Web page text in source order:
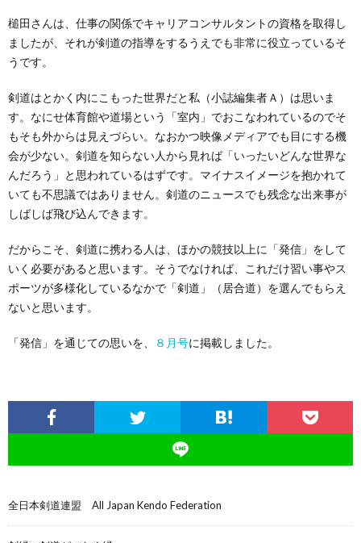
槌田さんは、仕事の関係でキャリアコンサルタントの資格を取得し
ましたが、それが剣道の指導をするうえでも非常に役立っているそ
うです。
剣道はとかく内にこもった世界だと私（小誌編集者Ａ）は思いま
す。なにせ体育館や道場という「室内」でおこなわれているのでそ
もそも外からは見えづらい。なおかつ映像メディアでも目にする機
会が少ない。剣道を知らない人から見れば「いったいどんな世界な
んだろう」と思われているはずです。マイナスイメージを抱かれて
いても不思議ではありません。剣道のニュースでも残念な出来事が
しばしば飛び込んできます。
だからこそ、剣道に携わる人は、ほかの競技以上に「発信」をして
いく必要があると思います。そうでなければ、これだけ習い事やス
ポーツが多様化しているなかで「剣道」（居合道）を選んでもらえ
ないと思います。
「発信」を通じての思いを、 ８月号に掲載しました。
全日本剣道連盟 All Japan Kendo Federation